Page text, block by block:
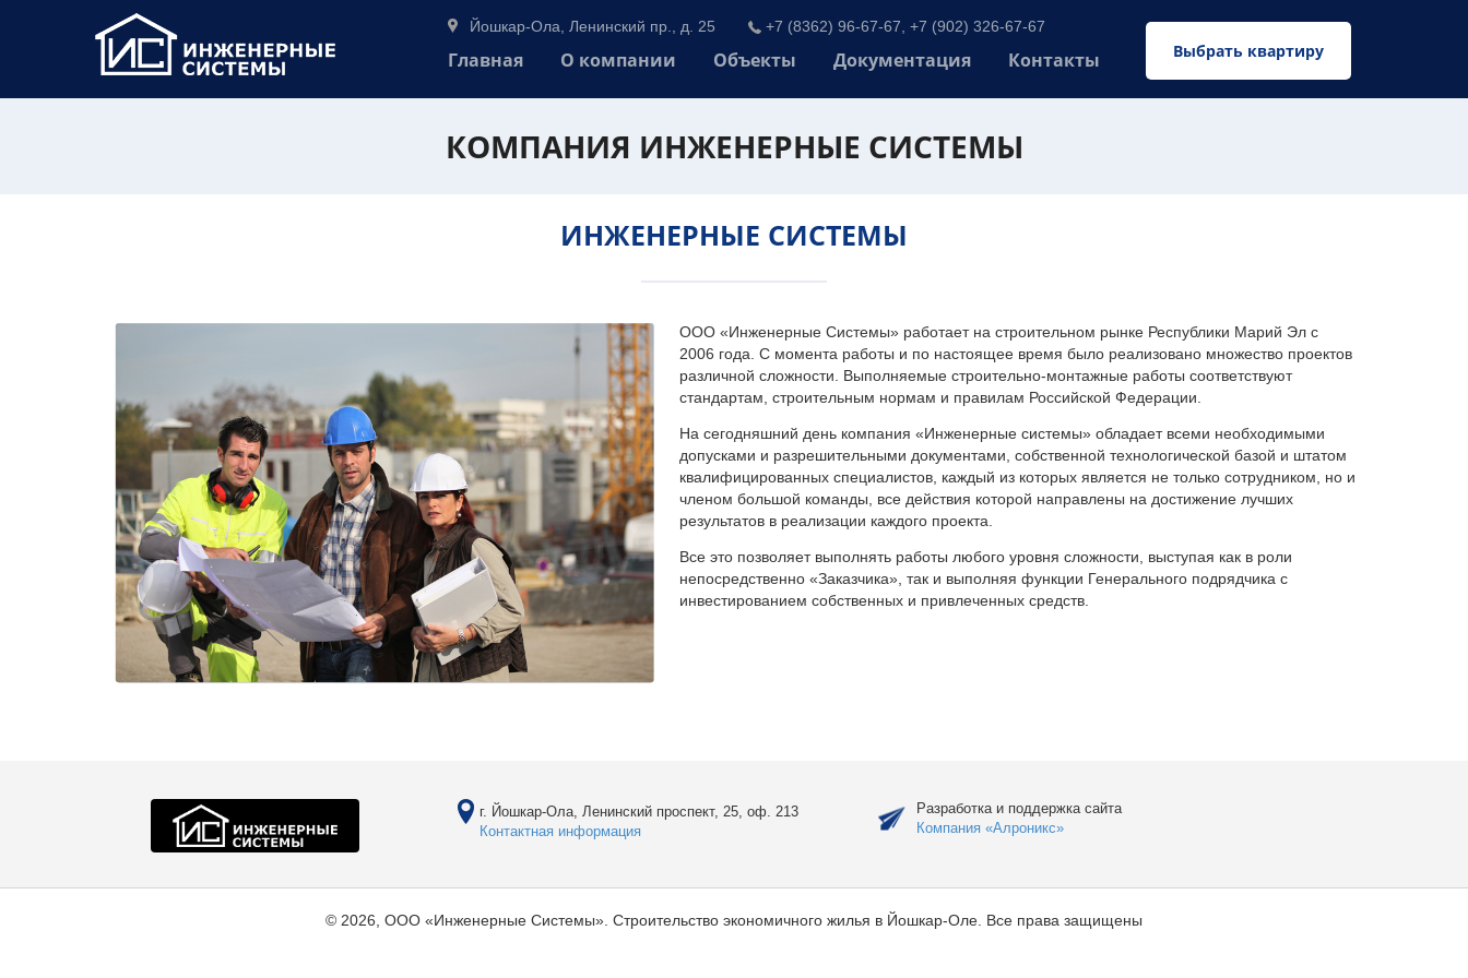
Выбрать квартиру
Йошкар-Ола, Ленинский пр., д. 25 +7 (8362) 96-67-67, +7 (902) 326-67-67
Главная О компании Объекты Документация Контакты
КОМПАНИЯ ИНЖЕНЕРНЫЕ СИСТЕМЫ
ИНЖЕНЕРНЫЕ СИСТЕМЫ
ООО «Инженерные Системы» работает на строительном рынке Республики Марий Эл с
2006 года. С момента работы и по настоящее время было реализовано множество проектов
различной сложности. Выполняемые строительно-монтажные работы соответствуют
стандартам, строительным нормам и правилам Российской Федерации.
На сегодняшний день компания «Инженерные системы» обладает всеми необходимыми
допусками и разрешительными документами, собственной технологической базой и штатом
квалифицированных специалистов, каждый из которых является не только сотрудником, но и
членом большой команды, все действия которой направлены на достижение лучших
результатов в реализации каждого проекта.
Все это позволяет выполнять работы любого уровня сложности, выступая как в роли
непосредственно «Заказчика», так и выполняя функции Генерального подрядчика с
инвестированием собственных и привлеченных средств.
г. Йошкар-Ола, Ленинский проспект, 25, оф. 213
Контактная информация
Разработка и поддержка сайта
Компания «Алроникс»
© 2026, ООО «Инженерные Системы». Строительство экономичного жилья в Йошкар-Оле. Все права защищены